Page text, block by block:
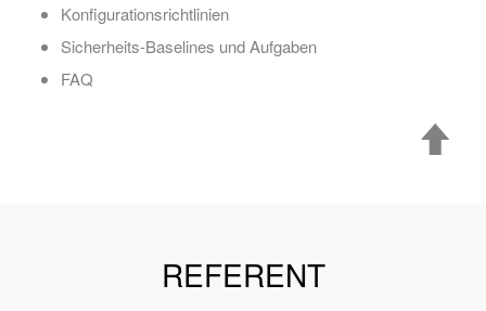
Konfigurationsrichtlinien
Sicherheits-Baselines und Aufgaben
FAQ
REFERENT